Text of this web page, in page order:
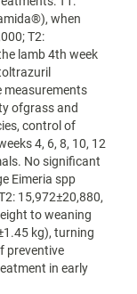
when
T2:
lamb 4th week
measurements
ofgrass and
control of
4, 6, 8, 10, 12
No significant
Eimeria spp
15,972±20,880,
to weaning
kg), turning
preventive
in early